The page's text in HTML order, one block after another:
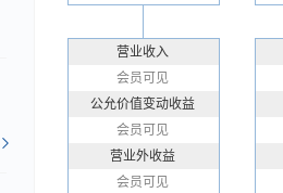
营业收入
会员可见
公允价值变动收益
会员可见
营业外收益
会员可见